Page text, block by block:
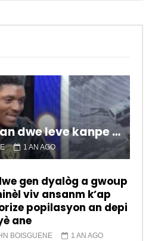
Popilasyon an dwe leve kanpe pou chanje sitiyasyon kawotik l’ap viv nan peyi a.
1 AN AGO
gen dyalòg a gwoup
viv ansanm k’ap
popilasyon an depi
ane
BOISGUENE 1 AN AGO